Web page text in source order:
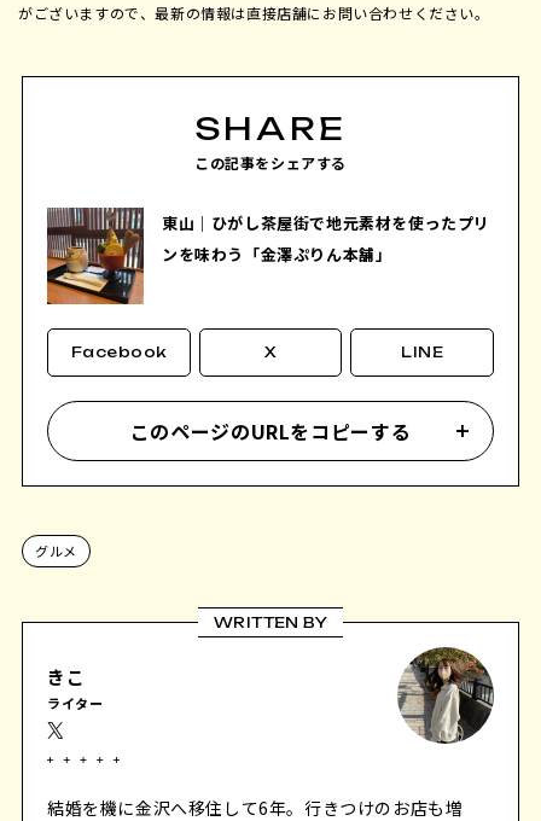
がございますので、最新の情報は直接店舗にお問い合わせください。
SHARE
この記事をシェアする
東山｜ひがし茶屋街で地元素材を使ったプリ
ンを味わう「金澤ぷりん本舗」
Facebook X LINE
このページのURLをコピーする
グルメ
WRITTEN BY
きこ
ライター
結婚を機に金沢へ移住して6年。行きつけのお店も増